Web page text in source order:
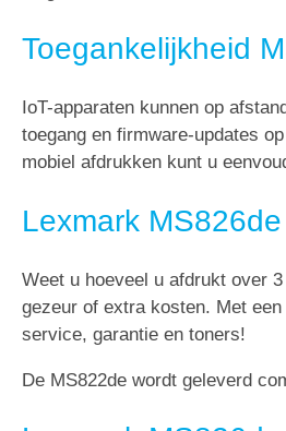
Toegankelijkheid
IoT-apparaten kunnen op
toegang en firmware-updates
mobiel afdrukken kunt u
Lexmark
Weet u hoeveel u afdrukt over
gezeur of extra kosten. Met
service, garantie en toners!
De MS822de wordt geleverd